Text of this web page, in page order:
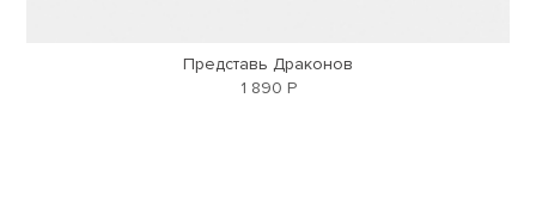
Представь Драконов
1 890 Р